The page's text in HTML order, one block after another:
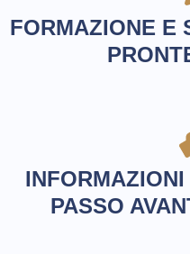
FORMAZIONE E
PASSO